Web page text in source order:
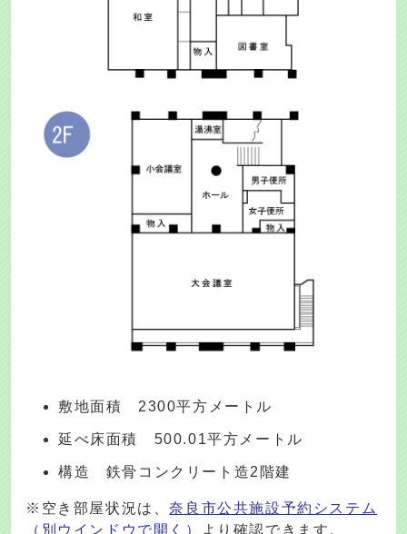
敷地面積 2300平方メートル
延べ床面積 500.01平方メートル
構造 鉄骨コンクリート造2階建
※空き部屋状況は、奈良市公共施設予約システム
（別ウインドウで開く）
より確認できます。